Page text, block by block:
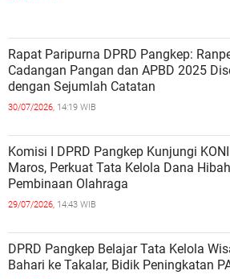
Rapat Paripurna DPRD Pangkep:
Cadangan Pangan dan APBD 2025
dengan Sejumlah Catatan
30/07/2026, 14:19 WIB
Komisi I DPRD Pangkep Kunjungi KONI
Maros, Perkuat Tata Kelola Dana
Pembinaan Olahraga
29/07/2026, 14:43 WIB
DPRD Pangkep Belajar Tata Kelola
Bahari ke Takalar, Bidik Peningkatan